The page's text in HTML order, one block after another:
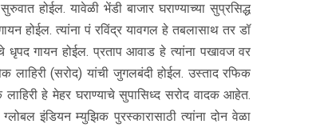
होईल. यावेळी भेंडी बाजार घराण्याच्या सुप्रसिद्ध
होईल. त्यांना पं रविंद्र यावगल हे तबलासाथ तर डॉ
गायन होईल. प्रताप आवाड हे त्यांना पखावज वर
(सरोद) यांची जुगलबंदी होईल. उस्ताद रफिक
हे मेहर घराण्याचे सुपासिध्द सरोद वादक आहेत.
इंडियन म्युझिक पुरस्कारासाठी त्यांना दोन वेळा